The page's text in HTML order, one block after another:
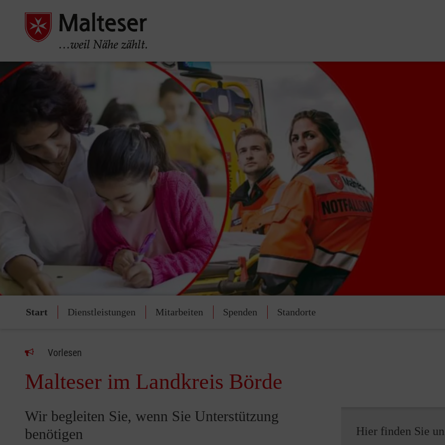
Start Dienstleistungen Mitarbeiten Spenden Standorte
Vorlesen
Malteser im Landkreis Börde
Wir begleiten Sie, wenn Sie Unterstützung
benötigen
Hier finden Sie